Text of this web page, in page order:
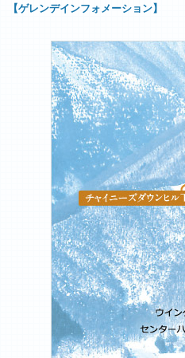
【ゲレンデインフォメーション】